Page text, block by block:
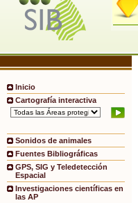
Inicio
Cartografía interactiva
Sonidos de animales
Fuentes Bibliográficas
GPS, SIG y Teledetección
Espacial
Investigaciones científicas en
las AP